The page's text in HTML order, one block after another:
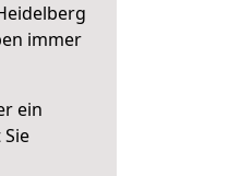
immer
ein